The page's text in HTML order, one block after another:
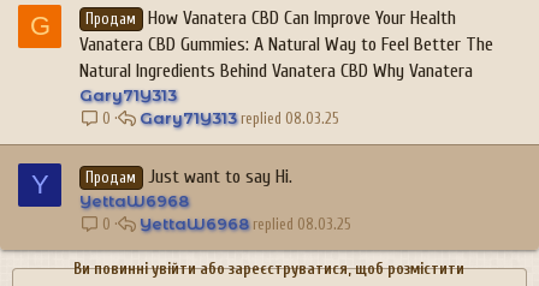
G Продам
How Vanatera CBD Can Improve Your Health
Vanatera CBD Gummies: A Natural Way to Feel Better The
Natural Ingredients Behind Vanatera CBD Why Vanatera
Gary71Y313
0 08.03.25
Gary71Y313
Y Продам Just want to say Hi.
YettaW6968
0 08.03.25
YettaW6968
Ви повинні увійти або зареєструватися, щоб розмістити